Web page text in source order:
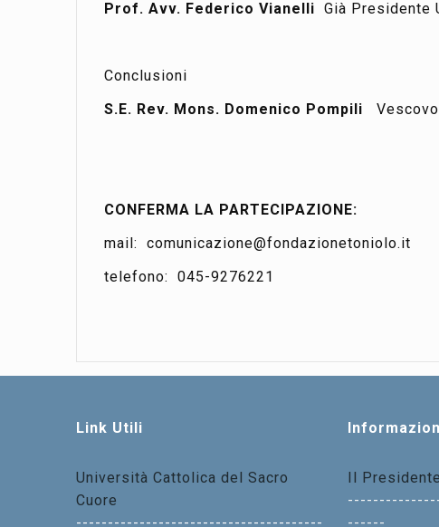
Prof. Avv. Federico Vianelli Già Presidente
Conclusioni
S.E. Rev. Mons. Domenico Pompili
CONFERMA LA PARTECIPAZIONE:
mail: comunicazione@fondazionetoniolo.it
telefono: 045-9276221
Link Utili
Università Cattolica del Sacro
Cuore
---------------------------------------
Il
------